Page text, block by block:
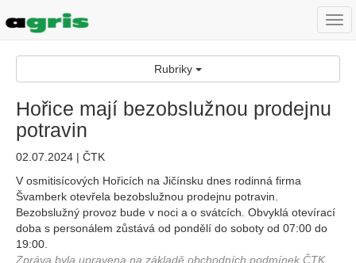
Rubriky
Hořice mají bezobslužnou prodejnu
potravin
02.07.2024 | ČTK
V osmitisícových Hořicích na Jičínsku dnes rodinná firma
Švamberk otevřela bezobslužnou prodejnu potravin.
Bezobslužný provoz bude v noci a o svátcích. Obvyklá otevírací
doba s personálem zůstává od pondělí do soboty od 07:00 do
19:00.
Zpráva byla upravena na základě obchodních podmínek ČTK,